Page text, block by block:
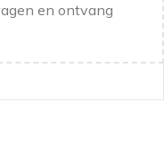
en ontvang